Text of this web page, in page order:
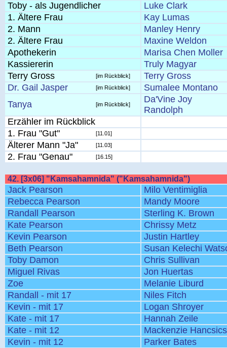
Toby - als Jugendlicher
Luke Clark
1. Ältere Frau
Kay Lumas
2. Mann
Manley Henry
2. Ältere Frau
Maxine Weldon
Apothekerin
Marisa Chen Moller
Kassiererin
Truly Magyar
Terry Gross
[im Rückblick]
Terry Gross
Dr. Gail Jasper
[im Rückblick]
Sumalee Montano
Tanya
[im Rückblick]
Da'Vine Joy
Randolph
Erzähler im Rückblick
1. Frau "Gut"
[11.01]
Älterer Mann "Ja" [11.03]
2. Frau "Genau" [16.15]
42. [3x06] "Kamsahamnida" ("Kamsahamnida")
Jack Pearson
Milo Ventimiglia
Rebecca Pearson
Mandy Moore
Randall Pearson
Sterling K. Brown
Kate Pearson
Chrissy Metz
Kevin Pearson
Justin Hartley
Beth Pearson
Susan Kelechi
Toby Damon
Chris Sullivan
Miguel Rivas
Jon Huertas
Zoe
Melanie Liburd
Randall - mit 17
Niles Fitch
Kevin - mit 17
Logan Shroyer
Kate - mit 17
Hannah Zeile
Kate - mit 12
Mackenzie
Kevin - mit 12
Parker Bates